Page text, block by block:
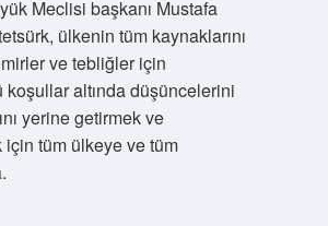
Meclisi başkanı Mustafa
ülkenin tüm kaynaklarını
ve tebliğler için
koşullar altında düşüncelerini
yerine getirmek ve
için tüm ülkeye ve tüm